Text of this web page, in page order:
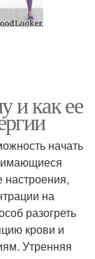
и как ее
начать
настроения,
на
разогреть
крови и
Утренняя